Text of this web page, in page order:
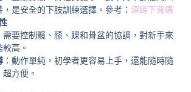
是安全的下肢訓練選擇。參考： 深蹲下背痛
需要控制髖、膝、踝和骨盆的協調，對新手來
高。
：動作單純，初學者更容易上手，還能隨時隨
方便。